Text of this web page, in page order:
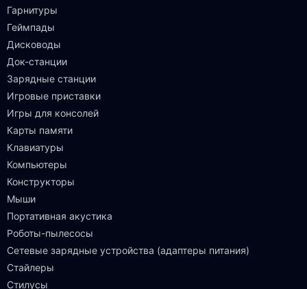
Гарнитуры
Геймпады
Дисководы
Док-станции
Зарядные станции
Игровые приставки
Игры для консолей
Карты памяти
Клавиатуры
Компьютеры
Конструкторы
Мыши
Портативная акустика
Роботы-пылесосы
Сетевые зарядные устройства (адаптеры питания)
Стайлеры
Стилусы